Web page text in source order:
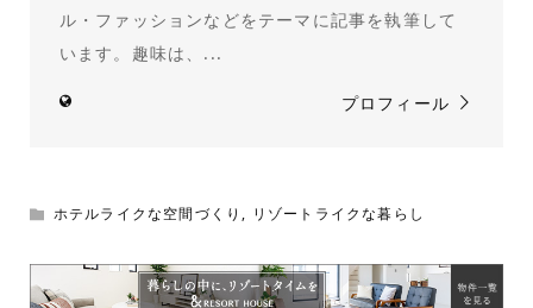
ル・ファッションなどをテーマに記事を執筆して
います。趣味は、...
プロフィール
ホテルライクな空間づくり , リゾートライクな暮らし